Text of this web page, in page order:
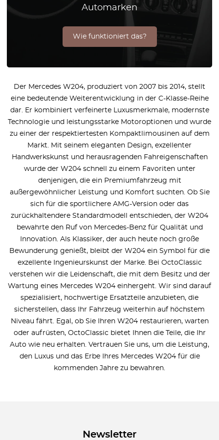
Automarken
Wie funktioniert das?
Der Mercedes W204, produziert von 2007 bis 2014, stellt
eine bedeutende Weiterentwicklung in der C-Klasse-Reihe
dar. Er kombiniert verfeinerte Luxusmerkmale, modernste
Technologie und leistungsstarke Motoroptionen und wurde
zu einer der respektiertesten Kompaktlimousinen auf dem
Markt. Mit seinem eleganten Design, exzellenter
Handwerkskunst und herausragenden Fahreigenschaften
wurde der W204 schnell zu einem Favoriten unter
denjenigen, die ein Premiumfahrzeug mit
außergewöhnlicher Leistung und Komfort suchten. Ob Sie
sich für die sportlichere AMG-Version oder das
zurückhaltendere Standardmodell entschieden, der W204
bewahrte den Ruf von Mercedes-Benz für Qualität und
Innovation. Als Klassiker, der auch heute noch große
Bewunderung genießt, bleibt der W204 ein Symbol für die
exzellente Ingenieurskunst der Marke. Bei OctoClassic
verstehen wir die Leidenschaft, die mit dem Besitz und der
Wartung eines Mercedes W204 einhergeht. Wir sind darauf
spezialisiert, hochwertige Ersatzteile anzubieten, die
sicherstellen, dass Ihr Fahrzeug weiterhin auf höchstem
Niveau fährt. Egal, ob Sie Ihren W204 restaurieren, warten
oder aufrüsten, OctoClassic bietet Ihnen die Teile, die Ihr
Auto wie neu erhalten. Vertrauen Sie uns, um die Leistung,
den Luxus und das Erbe Ihres Mercedes W204 für die
kommenden Jahre zu bewahren.
Newsletter